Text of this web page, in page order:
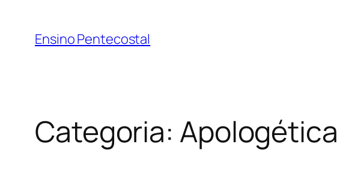
Ensino Pentecostal
Categoria: Apologética